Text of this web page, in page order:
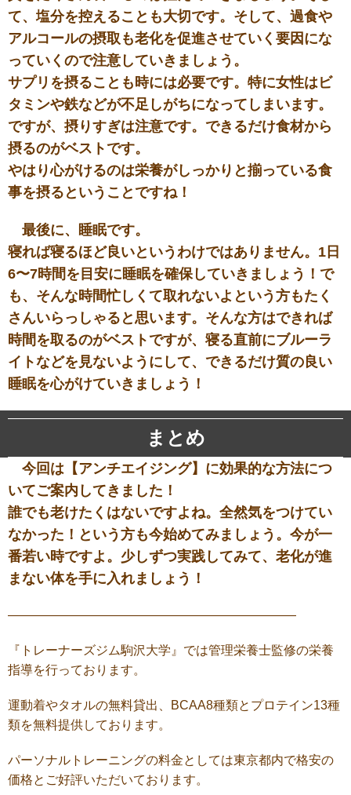
て、塩分を控えることも大切です。そして、過食や
アルコールの摂取も老化を促進させていく要因にな
っていくので注意していきましょう。
サプリを摂ることも時には必要です。特に女性はビ
タミンや鉄などが不足しがちになってしまいます。
ですが、摂りすぎは注意です。できるだけ食材から
摂るのがベストです。
やはり心がけるのは栄養がしっかりと揃っている食
事を摂るということですね！
最後に、睡眠です。
寝れば寝るほど良いというわけではありません。1日
6〜7時間を目安に睡眠を確保していきましょう！で
も、そんな時間忙しくて取れないよという方もたく
さんいらっしゃると思います。そんな方はできれば
時間を取るのがベストですが、寝る直前にブルーラ
イトなどを見ないようにして、できるだけ質の良い
睡眠を心がけていきましょう！
まとめ
今回は【アンチエイジング】に効果的な方法につ
いてご案内してきました！
誰でも老けたくはないですよね。全然気をつけてい
なかった！という方も今始めてみましょう。今が一
番若い時ですよ。少しずつ実践してみて、老化が進
まない体を手に入れましょう！
———————————————————————
『トレーナーズジム駒沢大学』では管理栄養士監修の栄養
指導を行っております。
運動着やタオルの無料貸出、BCAA8種類とプロテイン13種
類を無料提供しております。
パーソナルトレーニングの料金としては東京都内で格安の
価格とご好評いただいております。